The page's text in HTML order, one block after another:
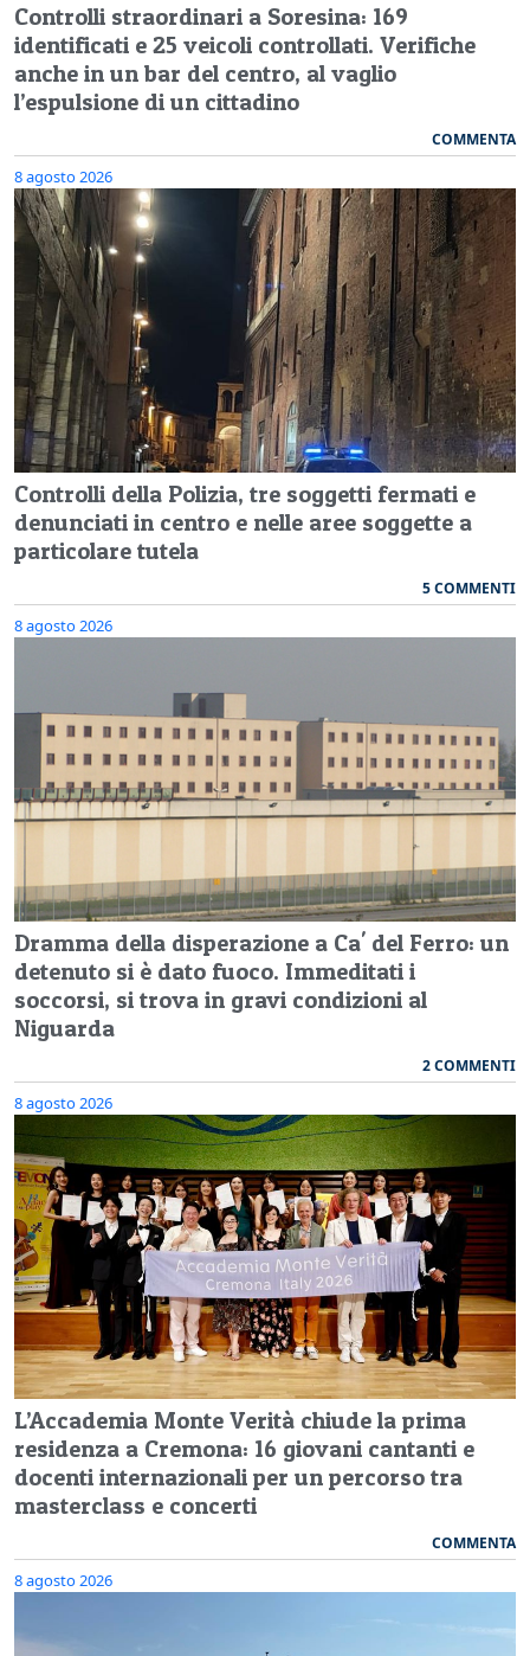
Controlli straordinari a Soresina: 169
identificati e 25 veicoli controllati. Verifiche
anche in un bar del centro, al vaglio
l’espulsione di un cittadino
COMMENTA
8 agosto 2026
Controlli della Polizia, tre soggetti fermati e
denunciati in centro e nelle aree soggette a
particolare tutela
5 COMMENTI
8 agosto 2026
Dramma della disperazione a Ca' del Ferro: un
detenuto si è dato fuoco. Immeditati i
soccorsi, si trova in gravi condizioni al
Niguarda
2 COMMENTI
8 agosto 2026
L’Accademia Monte Verità chiude la prima
residenza a Cremona: 16 giovani cantanti e
docenti internazionali per un percorso tra
masterclass e concerti
COMMENTA
8 agosto 2026